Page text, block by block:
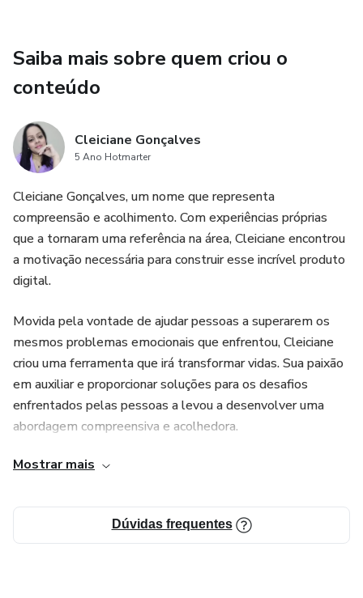
Saiba mais sobre quem criou o
conteúdo
Cleiciane Gonçalves
5 Ano Hotmarter
Cleiciane Gonçalves, um nome que representa
compreensão e acolhimento. Com experiências próprias
que a tornaram uma referência na área, Cleiciane encontrou
a motivação necessária para construir esse incrível produto
digital.
Movida pela vontade de ajudar pessoas a superarem os
mesmos problemas emocionais que enfrentou, Cleiciane
criou uma ferramenta que irá transformar vidas. Sua paixão
em auxiliar e proporcionar soluções para os desafios
enfrentados pelas pessoas a levou a desenvolver uma
abordagem compreensiva e acolhedora.
Através desse produto, Cleiciane busca oferecer suporte e
crescimento pessoal e profissional. Sua experiência
pessoal permite que ela compreenda as necessidades
Mostrar mais
Dúvidas frequentes